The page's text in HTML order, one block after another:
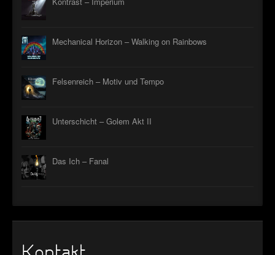
Mechanical Horizon – Walking on Rainbows
Felsenreich – Motiv und Tempo
Unterschicht – Golem Akt II
Das Ich – Fanal